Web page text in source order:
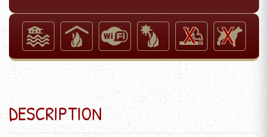
DESCRIPTION